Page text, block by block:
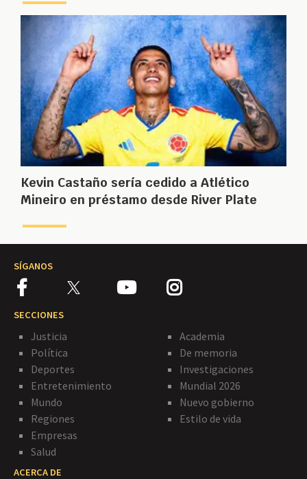
Kevin Castaño sería cedido a Atlético
Mineiro en préstamo desde River Plate
SÍGANOS
SECCIONES
Justicia
Política
Deportes
Entretenimiento
Mundo
Regiones
Empresas
Salud
Academia
De memoria
Investigaciones
Mundial 2026
Nuevo gobierno
Estilo de vida
ACERCA DE